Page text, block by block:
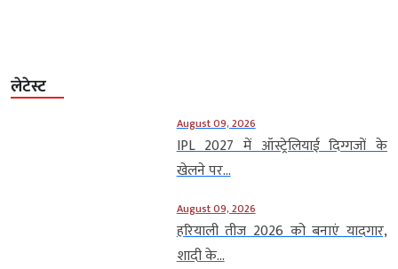
लेटेस्ट
August 09, 2026
IPL 2027 में ऑस्ट्रेलियाई दिग्गजों के
खेलने पर...
August 09, 2026
हरियाली तीज 2026 को बनाएं यादगार,
शादी के...